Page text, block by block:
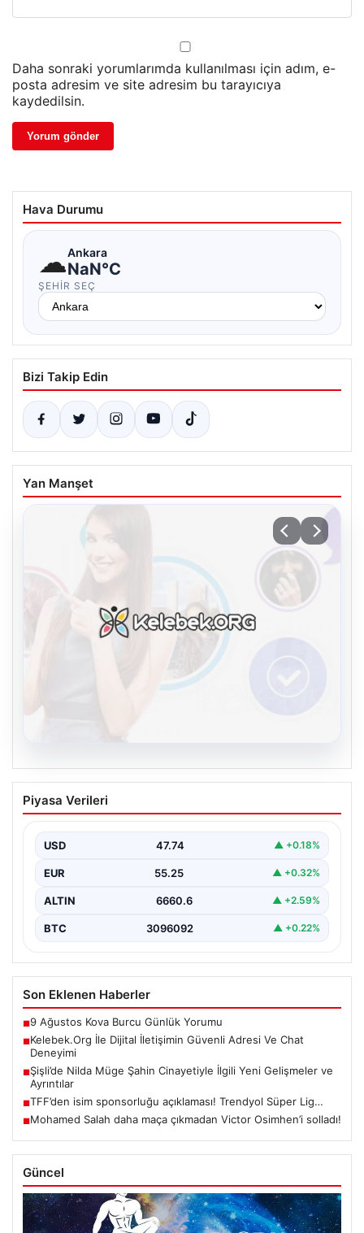
Daha sonraki yorumlarımda kullanılması için adım, e-
posta adresim ve site adresim bu tarayıcıya
kaydedilsin.
Hava Durumu
☁Ankara
NaN°C
ŞEHIR SEÇ
Bizi Takip Edin
Yan Manşet
Kelebek.Org İle Dijital İletişimin Güvenli
Adresi Ve Chat Deneyimi
sağlaması büyük bir önem barındırmaktadır.
Günümüzde birçok…
Piyasa Verileri
USD 47.74 ▲ +0.18%
EUR 55.25 ▲ +0.32%
ALTIN 6660.6 ▲ +2.59%
BTC 3096092 ▲ +0.22%
Son Eklenen Haberler
■9 Ağustos Kova Burcu Günlük Yorumu
■Kelebek.Org İle Dijital İletişimin Güvenli Adresi Ve Chat
Deneyimi
■Şişli’de Nilda Müge Şahin Cinayetiyle İlgili Yeni Gelişmeler ve
Ayrıntılar
■TFF’den isim sponsorluğu açıklaması! Trendyol Süper Lig…
■Mohamed Salah daha maça çıkmadan Victor Osimhen’i solladı!
Güncel